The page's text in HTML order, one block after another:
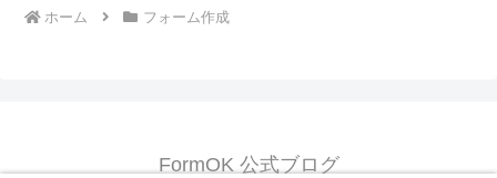
ホーム フォーム作成
FormOK 公式ブログ